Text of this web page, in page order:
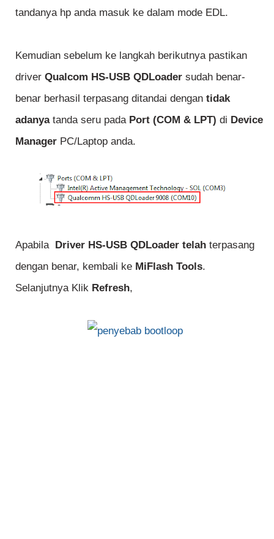
tandanya hp anda masuk ke dalam mode EDL.
Kemudian sebelum ke langkah berikutnya pastikan
driver Qualcom HS-USB QDLoader sudah benar-
benar berhasil terpasang ditandai dengan tidak
adanyatanda seru pada Port (COM & LPT) di Device
Manager PC/Laptop anda.
Apabila Driver HS-USB QDLoader telah terpasang
dengan benar, kembali ke MiFlash Tools.
Selanjutnya Klik Refresh,